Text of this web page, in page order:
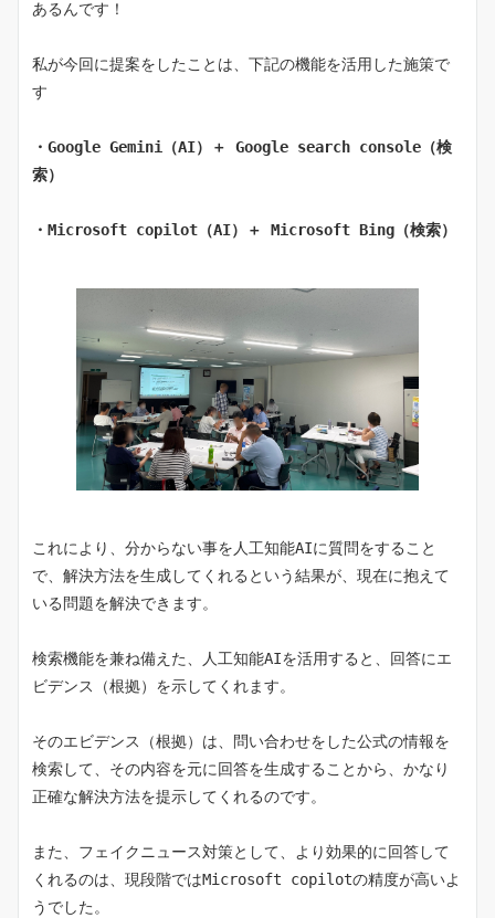
あるんです！
私が今回に提案をしたことは、下記の機能を活用した施策で
す
・Google Gemini（AI）＋ Google search console（検
索）
・Microsoft copilot（AI）＋ Microsoft Bing（検索）
これにより、分からない事を人工知能AIに質問をすること
で、解決方法を生成してくれるという結果が、現在に抱えて
いる問題を解決できます。
検索機能を兼ね備えた、人工知能AIを活用すると、回答にエ
ビデンス（根拠）を示してくれます。
そのエビデンス（根拠）は、問い合わせをした公式の情報を
検索して、その内容を元に回答を生成することから、かなり
正確な解決方法を提示してくれるのです。
また、フェイクニュース対策として、より効果的に回答して
くれるのは、現段階ではMicrosoft copilotの精度が高いよ
うでした。